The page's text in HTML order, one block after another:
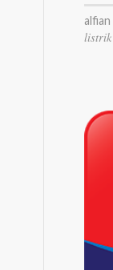
alfian
listrik